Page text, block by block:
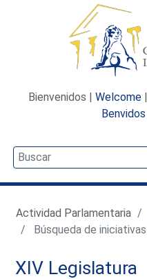
Bienvenidos | Welcome |
Benvidos
Actividad Parlamentaria
Búsqueda de iniciativas
XIV Legislatura